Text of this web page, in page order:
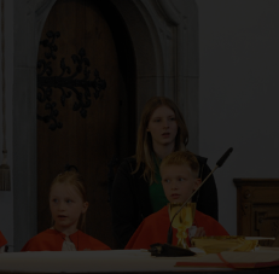
Ablauf
2 Jahre
1 Tag
1 Tag